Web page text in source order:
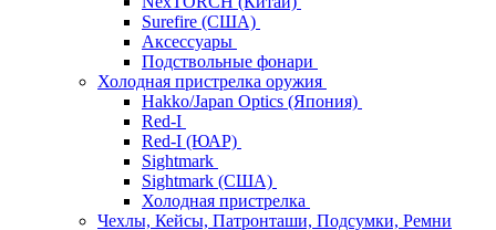
Surefire (США)
Аксессуары
Подствольные фонари
Холодная пристрелка оружия
Hakko/Japan Optics (Япония)
Red-I
Red-I (ЮАР)
Sightmark
Sightmark (США)
Холодная пристрелка
Чехлы, Кейсы, Патронташи, Подсумки, Ремни